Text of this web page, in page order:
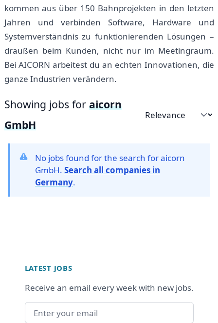
kommen aus über 150 Bahnprojekten in den letzten
Jahren und verbinden Software, Hardware und
Systemverständnis zu funktionierenden Lösungen –
draußen beim Kunden, nicht nur im Meetingraum.
Bei AICORN arbeitest du an echten Innovationen, die
ganze Industrien verändern.
Showing jobs for aicorn
GmbH
Sort by
No jobs found for the search for aicorn
GmbH. Search all companies in
Germany.
LATEST JOBS
Receive an email every week with new jobs.
Email address